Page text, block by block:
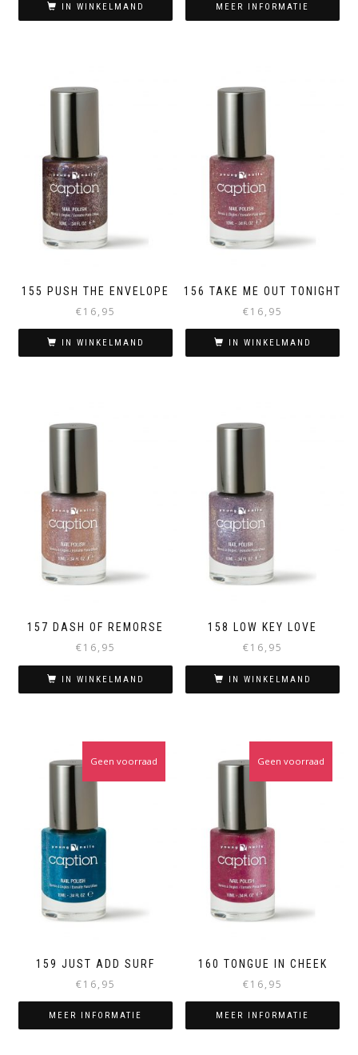
IN WINKELMAND MEER INFORMATIE
155 PUSH THE ENVELOPE
€16,95
IN WINKELMAND
156 TAKE ME OUT TONIGHT
€16,95
IN WINKELMAND
157 DASH OF REMORSE
€16,95
IN WINKELMAND
158 LOW KEY LOVE
€16,95
IN WINKELMAND
159 JUST ADD SURF
€16,95
Geen voorraad
MEER INFORMATIE
160 TONGUE IN CHEEK
€16,95
Geen voorraad
MEER INFORMATIE